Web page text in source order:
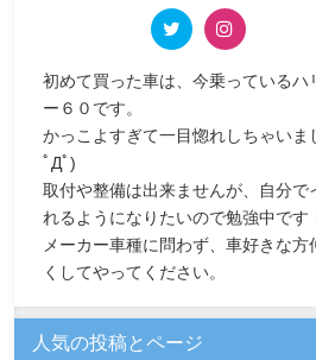
初めて買った車は、今乗っているハ
ー６０です。
かっこよすぎて一目惚れしちゃいま
ﾟДﾟ)
取付や整備は出来ませんが、自分で
れるようになりたいので勉強中です
メーカー車種に問わず、車好きな方
くしてやってください。
人気の投稿とページ